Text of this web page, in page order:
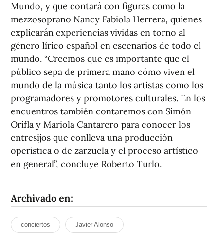
Mundo, y que contará con figuras como la
mezzosoprano Nancy Fabiola Herrera, quienes
explicarán experiencias vividas en torno al
género lírico español en escenarios de todo el
mundo. “Creemos que es importante que el
público sepa de primera mano cómo viven el
mundo de la música tanto los artistas como los
programadores y promotores culturales. En los
encuentros también contaremos con Simón
Orifla y Mariola Cantarero para conocer los
entresijos que conlleva una producción
operística o de zarzuela y el proceso artístico
en general”, concluye Roberto Turlo.
Archivado en:
conciertos Javier Alonso